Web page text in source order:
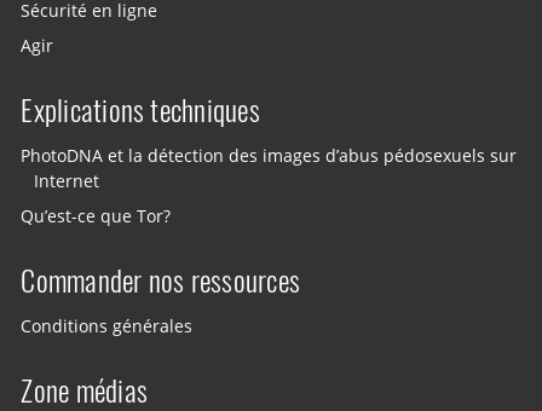
Sécurité en ligne
Agir
Explications techniques
PhotoDNA et la détection des images d’abus pédosexuels sur
Internet
Qu’est-ce que Tor?
Commander nos ressources
Conditions générales
Zone médias